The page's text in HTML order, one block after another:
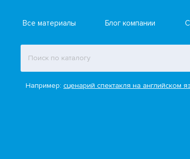
Все материалы Блог компании
Например:сценарий спектакля на английском